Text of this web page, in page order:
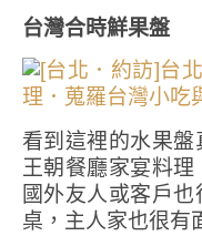
台灣合時鮮果盤
看到這裡的水果
王朝餐廳家宴料
國外友人或客戶
桌，主人家也很有